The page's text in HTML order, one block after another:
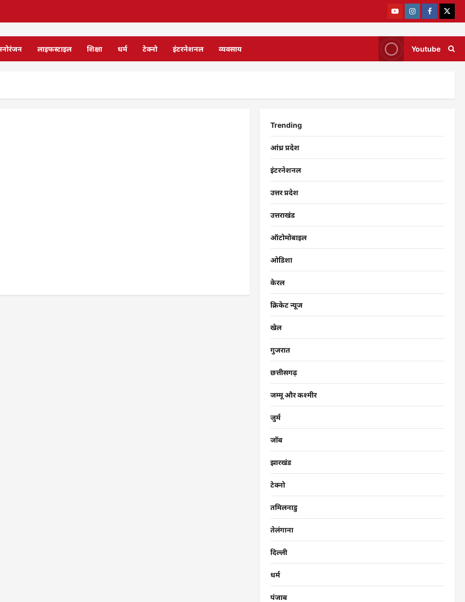
लाइफस्टाइल शिक्षा धर्म टेक्नो इंटरनेशनल व्यवसाय Youtube
Trending
आंध्र प्रदेश
इंटरनेशनल
उत्तर प्रदेश
उत्तराखंड
ऑटोमोबाइल
ओडिशा
केरल
क्रिकेट न्यूज
खेल
गुजरात
छत्तीसगढ़
जम्मू और कश्मीर
जुर्म
जॉब
झारखंड
टेक्नो
तमिलनाडु
तेलंगाना
दिल्ली
धर्म
पंजाब